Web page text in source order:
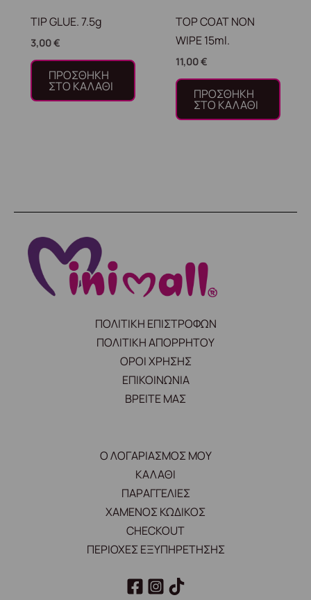
TIP GLUE. 7.5g
3,00€
ΠΡΟΣΘΉΚΗ
ΣΤΟ ΚΑΛΆΘΙ
TOP COAT NON
WIPE 15ml.
11,00€
ΠΡΟΣΘΉΚΗ
ΣΤΟ ΚΑΛΆΘΙ
ΠΟΛΙΤΙΚΗ ΕΠΙΣΤΡΟΦΩΝ
ΠΟΛΙΤΙΚΗ ΑΠΟΡΡΗΤΟΥ
ΟΡΟΙ ΧΡΗΣΗΣ
ΕΠΙΚΟΙΝΩΝΙΑ
ΒΡΕΙΤΕ ΜΑΣ
Ο ΛΟΓΑΡΙΑΣΜΟΣ ΜΟΥ
ΚΑΛΑΘΙ
ΠΑΡΑΓΓΕΛΙΕΣ
ΧΑΜΕΝΟΣ ΚΩΔΙΚΟΣ
CHECKOUT
ΠΕΡΙΟΧΕΣ ΕΞΥΠΗΡΕΤΗΣΗΣ